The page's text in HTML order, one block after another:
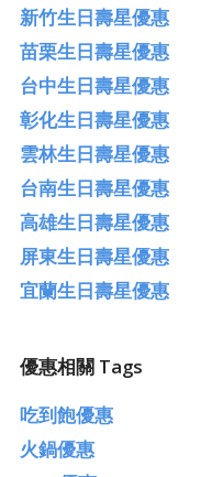
新竹生日壽星優惠
苗栗生日壽星優惠
台中生日壽星優惠
彰化生日壽星優惠
雲林生日壽星優惠
台南生日壽星優惠
高雄生日壽星優惠
屏東生日壽星優惠
宜蘭生日壽星優惠
優惠相關 Tags
吃到飽優惠
火鍋優惠